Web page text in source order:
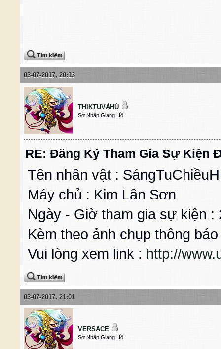
03-07-2017, 20:13
THIKTUVÀHÚ
Sơ Nhập Giang Hồ
RE: Đăng Ký Tham Gia Sự Kiện
Tên nhân vật :
Máy chủ : Kim Lân Sơn
Ngày - Giờ tham gia sự kiện :
Kèm theo ảnh chụp thông
Vui lòng xem link : http://
03-07-2017, 21:01
VERSACE
Sơ Nhập Giang Hồ